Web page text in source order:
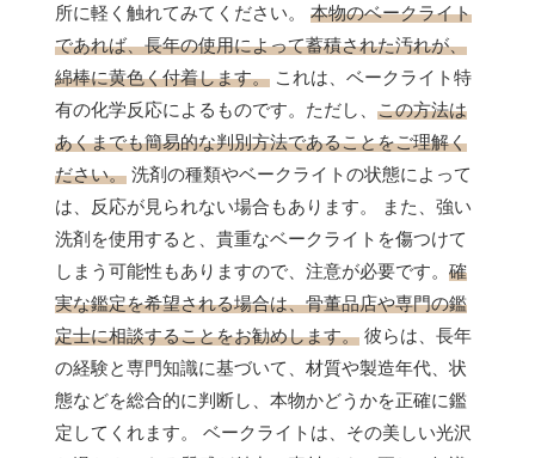
所に軽く触れてみてください。 本物のベークライト
であれば、長年の使用によって蓄積された汚れが、
綿棒に黄色く付着します。 これは、ベークライト特
有の化学反応によるものです。ただし、 この方法は
あくまでも簡易的な判別方法であることをご理解く
ださい。 洗剤の種類やベークライトの状態によって
は、反応が見られない場合もあります。 また、強い
洗剤を使用すると、貴重なベークライトを傷つけて
しまう可能性もありますので、注意が必要です。 確
実な鑑定を希望される場合は、骨董品店や専門の鑑
定士に相談することをお勧めします。 彼らは、長年
の経験と専門知識に基づいて、材質や製造年代、状
態などを総合的に判断し、本物かどうかを正確に鑑
定してくれます。 ベークライトは、その美しい光沢